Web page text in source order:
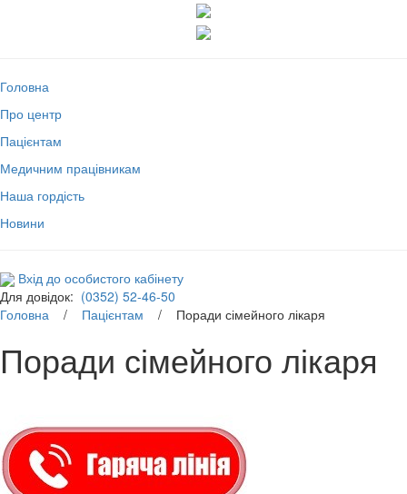
Головна
Про центр
Пацієнтам
Медичним працівникам
Наша гордість
Новини
Вхід до особистого кабінету
Для довідок: (0352) 52-46-50
Головна / Пацієнтам / Поради сімейного лікаря
Поради сімейного лікаря